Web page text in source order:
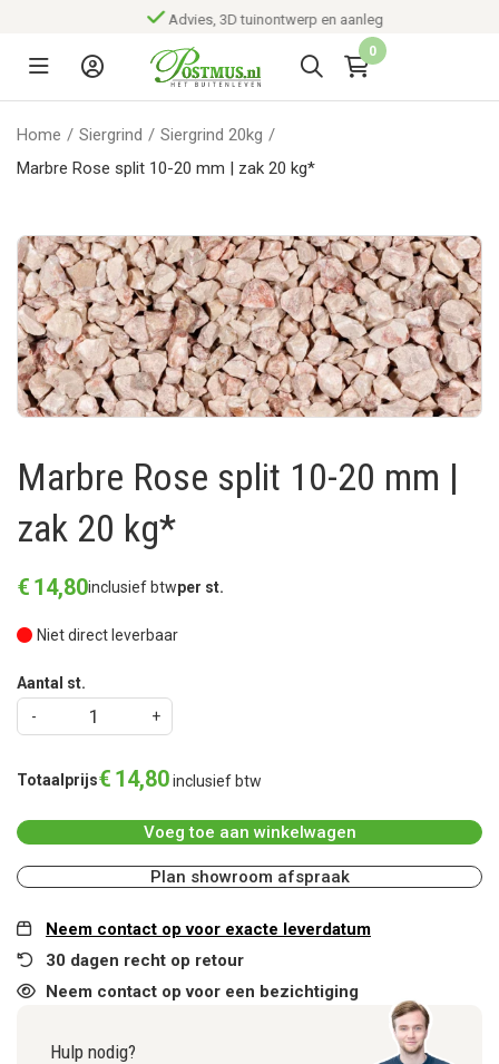
Advies, 3D tuinontwerp en aanleg
0
Home / Siergrind / Siergrind 20kg /
Marbre Rose split 10-20 mm | zak 20 kg*
Marbre Rose split 10-20 mm |
zak 20 kg*
€ 14,80inclusief btwper st.
Niet direct leverbaar
Aantal st.
Totaalprijs€ 14,80inclusief btw
Voeg toe aan winkelwagen
Plan showroom afspraak
Neem contact op voor exacte leverdatum
30 dagen recht op retour
Neem contact op voor een bezichtiging
Hulp nodig?